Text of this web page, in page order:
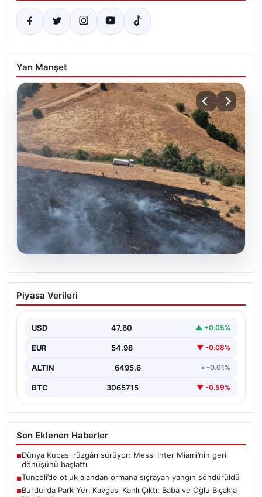
Yan Manşet
Tunceli’de otluk alandan ormana
sıçrayan yangın söndürüldü
Piyasa Verileri
USD 47.60 ▲ +0.05%
EUR 54.98 ▼ -0.08%
ALTIN 6495.6 • -0.01%
BTC 3065715 ▼ -0.59%
Son Eklenen Haberler
■Dünya Kupası rüzgârı sürüyor: Messi Inter Miami’nin geri
dönüşünü başlattı
■Tunceli’de otluk alandan ormana sıçrayan yangın söndürüldü
■Burdur’da Park Yeri Kavgası Kanlı Çıktı: Baba ve Oğlu Bıçakla